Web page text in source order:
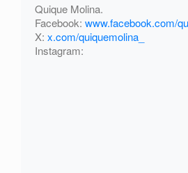
Quique Molina.
Facebook: www.facebook.com/
X: x.com/quiquemolina_
Instagram: